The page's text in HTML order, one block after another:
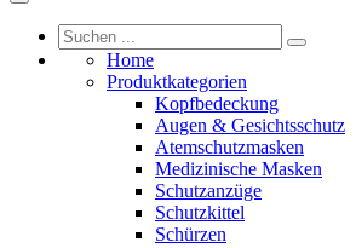
Home
Produktkategorien
Kopfbedeckung
Augen & Gesichtsschutz
Atemschutzmasken
Medizinische Masken
Schutzanzüge
Schutzkittel
Schürzen